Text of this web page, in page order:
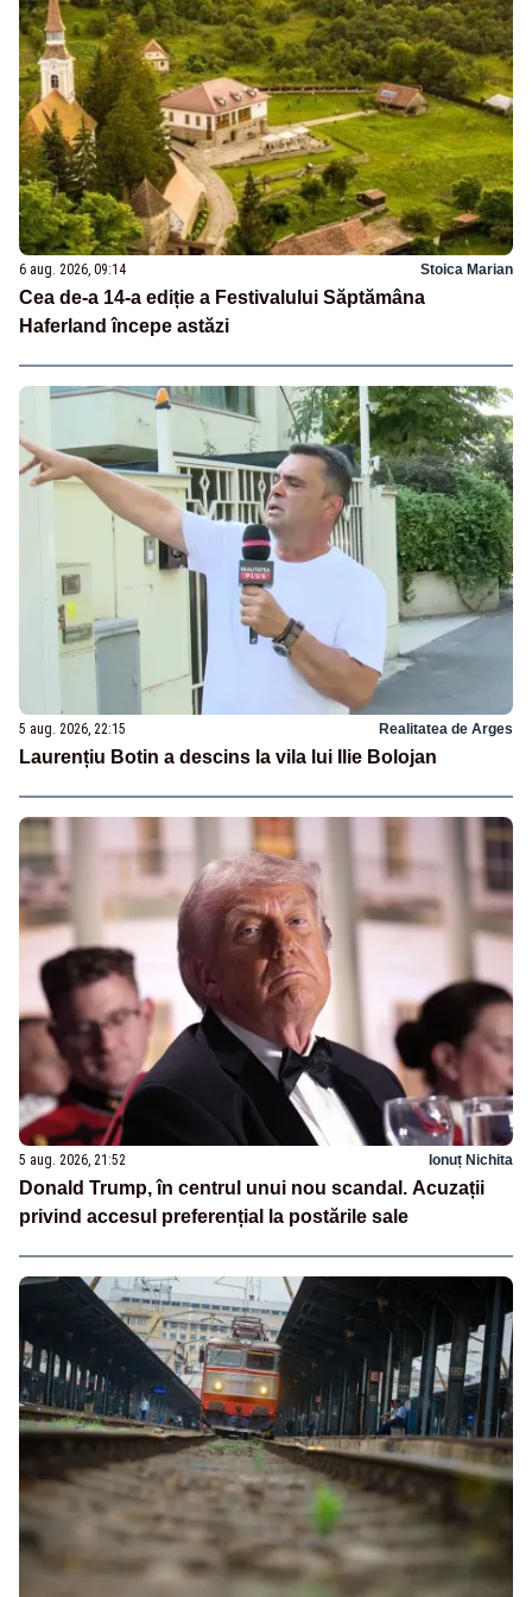
6 aug. 2026, 09:14 Stoica Marian
Cea de-a 14-a ediție a Festivalului Săptămâna
Haferland începe astăzi
5 aug. 2026, 22:15 Realitatea de Arges
Laurențiu Botin a descins la vila lui Ilie Bolojan
5 aug. 2026, 21:52 Ionuț Nichita
Donald Trump, în centrul unui nou scandal. Acuzații
privind accesul preferențial la postările sale